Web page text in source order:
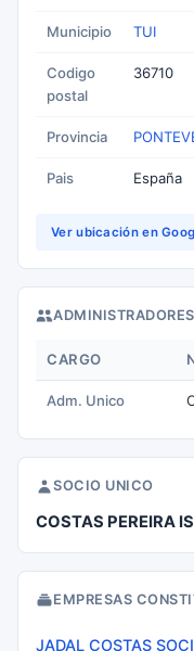
Municipio TUI
Codigo
postal
36710
Provincia
Pais España
Ver ubicación en
CARGO
Adm. Unico
SOCIO UNICO
COSTAS PEREIRA
EMPRESAS
JADAL COSTAS